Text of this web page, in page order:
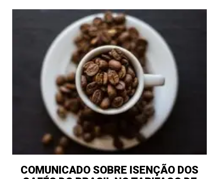
COMUNICADO SOBRE ISENÇÃO DOS